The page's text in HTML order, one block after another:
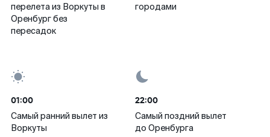
перелета из Воркуты в
Оренбург без
пересадок
городами
01:00
Самый ранний вылет из
Воркуты
22:00
Самый поздний вылет
до Оренбурга